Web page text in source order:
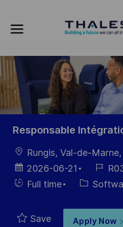
-
Responsable
LocationRungis, Val-de-
Posted
Date
2026-06-21
Job
Id
HiringFull time Category
Save Apply Now